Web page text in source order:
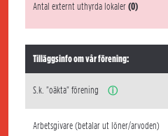
Antal externt uthyrda lokaler(0)
Tilläggsinfo om vår förening:
S.k. "oäkta" förening ⓘ
Arbetsgivare (betalar ut löner/arvoden)